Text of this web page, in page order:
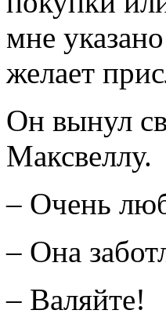
мне
желает
Он вынул
Максвеллу.
– Очень
– Она
– Валяйте!